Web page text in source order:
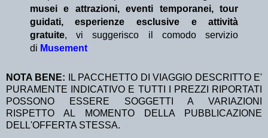
musei e attrazioni, eventi temporanei, tour
guidati, esperienze esclusive e attività
gratuite, vi suggerisco il comodo servizio
di Musement
NOTA BENE:
IL PACCHETTO DI VIAGGIO DESCRITTO E'
PURAMENTE INDICATIVO E TUTTI I PREZZI RIPORTATI
POSSONO ESSERE SOGGETTI A VARIAZIONI
RISPETTO AL MOMENTO DELLA PUBBLICAZIONE
DELL'OFFERTA STESSA.